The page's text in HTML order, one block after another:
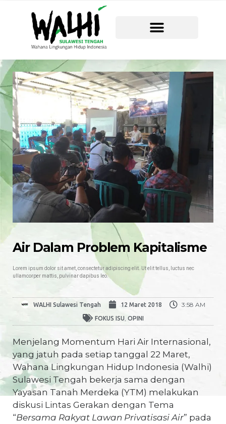
Air Dalam Problem Kapitalisme
Lorem ipsum dolor sit amet, consectetur adipiscing elit. Ut elit tellus, luctus nec
ullamcorper mattis, pulvinar dapibus leo.
WALHI Sulawesi Tengah 12 Maret 2018 3:58 AM
FOKUS ISU, OPINI
Menjelang Momentum Hari Air Internasional,
yang jatuh pada setiap tanggal 22 Maret,
Wahana Lingkungan Hidup Indonesia (Walhi)
Sulawesi Tengah bekerja sama dengan
Yayasan Tanah Merdeka (YTM) melakukan
diskusi Lintas Gerakan dengan Tema
“Bersama Rakyat Lawan Privatisasi Air” pada